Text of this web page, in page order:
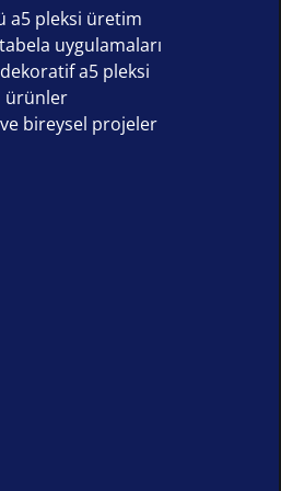
a5 pleksi üretim
uygulamaları
a5 pleksi
ürünler
bireysel projeler